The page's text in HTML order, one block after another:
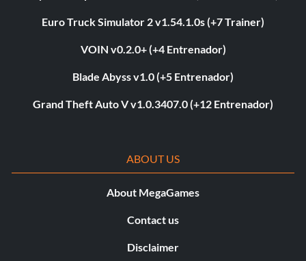
Euro Truck Simulator 2 v1.54.1.0s (+7 Trainer)
VOIN v0.2.0+ (+4 Entrenador)
Blade Abyss v1.0 (+5 Entrenador)
Grand Theft Auto V v1.0.3407.0 (+12 Entrenador)
ABOUT US
About MegaGames
Contact us
Disclaimer